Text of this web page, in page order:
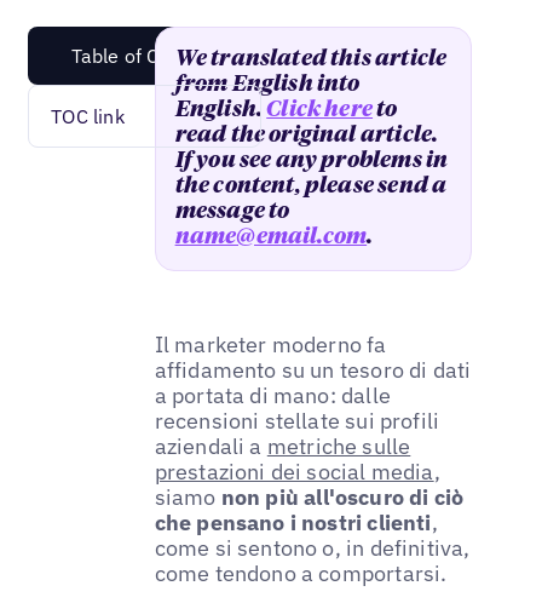
Table of Content
TOC link
We translated this article
from English into
English.Click hereto
read the original article.
If you see any problems in
the content, please send a
message to
name@email.com.
Il marketer moderno fa
affidamento su un tesoro di dati
a portata di mano: dalle
recensioni stellate sui profili
aziendali a metriche sulle
prestazioni dei social media,
siamo non più all'oscuro di ciò
che pensano i nostri clienti,
come si sentono o, in definitiva,
come tendono a comportarsi.